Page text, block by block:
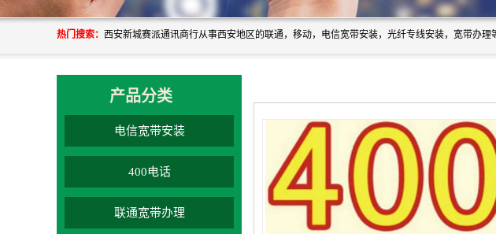
热门搜索：
产品分类
电信宽带安装
400电话
联通宽带办理